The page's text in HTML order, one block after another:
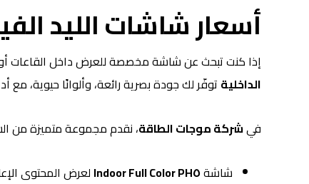
أسعار شاشات الليد
إذا كنت تبحث عن شاشة مخصصة للعرض داخل القاعات أو
الداخلية توفّر لك جودة بصرية رائعة، وألوانًا حيوية، مع
فيشركة موجات الطاقة، نقدم مجموعة متميزة من
شاشةPH٥ Indoor Full Color
لعرض المحتوى